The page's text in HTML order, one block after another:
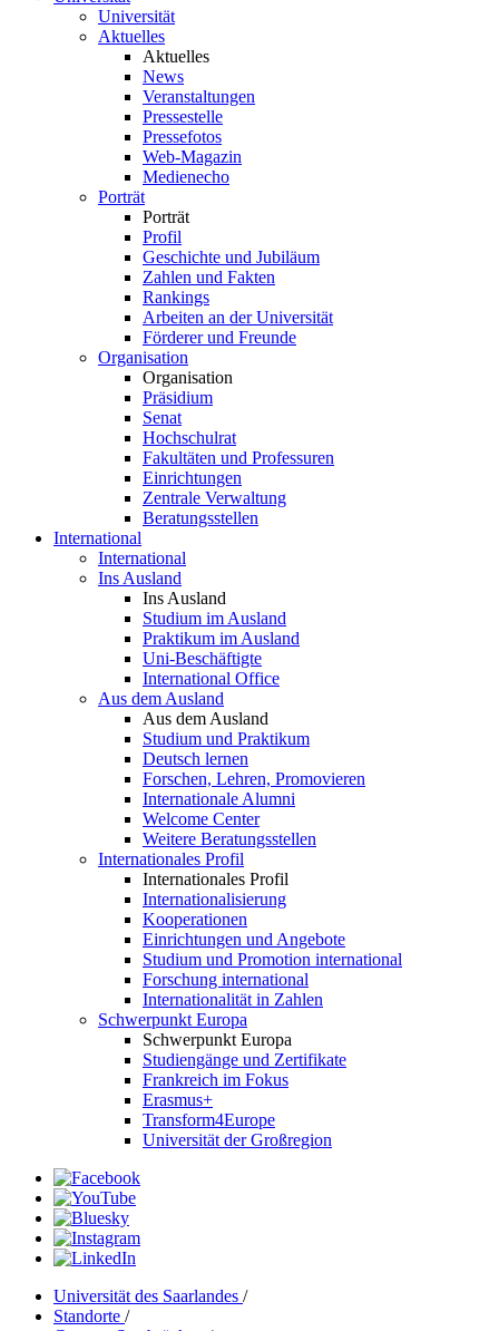
Universität
Aktuelles
Aktuelles
News
Veranstaltungen
Pressestelle
Pressefotos
Web-Magazin
Medienecho
Porträt
Porträt
Profil
Geschichte und Jubiläum
Zahlen und Fakten
Rankings
Arbeiten an der Universität
Förderer und Freunde
Organisation
Organisation
Präsidium
Senat
Hochschulrat
Fakultäten und Professuren
Einrichtungen
Zentrale Verwaltung
Beratungsstellen
International
International
Ins Ausland
Ins Ausland
Studium im Ausland
Praktikum im Ausland
Uni-Beschäftigte
International Office
Aus dem Ausland
Aus dem Ausland
Studium und Praktikum
Deutsch lernen
Forschen, Lehren, Promovieren
Internationale Alumni
Welcome Center
Weitere Beratungsstellen
Internationales Profil
Internationales Profil
Internationalisierung
Kooperationen
Einrichtungen und Angebote
Studium und Promotion international
Forschung international
Internationalität in Zahlen
Schwerpunkt Europa
Schwerpunkt Europa
Studiengänge und Zertifikate
Frankreich im Fokus
Erasmus+
Transform4Europe
Universität der Großregion
Universität des Saarlandes /
Standorte /